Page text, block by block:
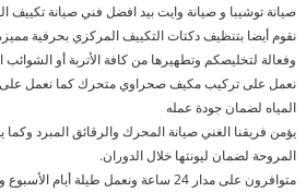
صيانة توشيبا و صيانة وايت بيد افضل فني صيانة تكييف
نقوم أيضا بتنظيف دكتات التكييف المركزي بحرفية
وفعالة لتخليصكم وتطهيرها من كافة الأتربة أو الشوائب
نعمل على تركيب مكيف صحراوي متحرك كما نعمل على
المياه لضمان جودة عمله
يؤمن فريقنا الغني صيانة المحرك والرقائق المبرد وكما
المروحة لضمان ليونتها خلال الدوران.
متوافرون على مدار 24 ساعة ونعمل طيلة أيام